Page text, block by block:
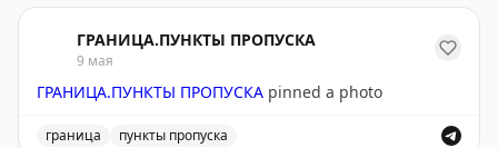
ситуацию и показав посадочный талон. Главное —
объясняйте причину. Помните: TSA PreCheck
значительно ускорит процесс. Но не делайте спешку
ГРАНИЦА.ПУНКТЫ ПРОПУСКА
9 мая
ГРАНИЦА.ПУНКТЫ ПРОПУСКА pinned a photo
граница пункты пропуска